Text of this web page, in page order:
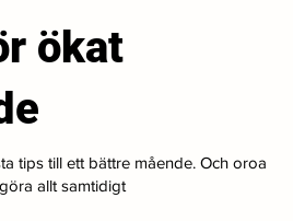
ökat
tips till ett bättre mående. Och oroa
allt samtidigt